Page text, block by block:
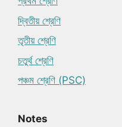
দ্বিতীয় শ্রেণি
তৃতীয় শ্রেণি
চতুর্থ শ্রেণি
পঞ্চম শ্রেণি (PSC)
Notes